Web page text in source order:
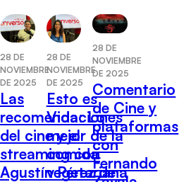
28 DE
NOVIEMBRE
DE 2025
Las
recomendaciones
del cine y el
streaming con
Agustín Pérez de
28 DE
NOVIEMBRE
DE 2025
Esto es
Vida: Lo
mejor de la
comida
vegetariana
28 DE
NOVIEMBRE
DE 2025
Comentario
de Cine y
plataformas
con
Fernando